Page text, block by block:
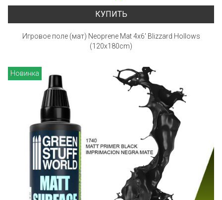
КУПИТЬ
Игровое поле (мат) Neoprene Mat 4x6' Blizzard Hollows
(120x180cm)
Новинка